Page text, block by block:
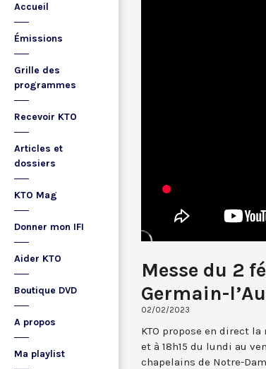
Accueil
Émissions
Grille des
programmes
Recevoir KTO
Articles et
dossiers
KTO Mag
Donner mon IFI
Aider KTO
Boutique DVD
A propos
Ma playlist
Messe du 2
Germain-
02/02/2023
KTO propose en direct
et à 18h15 du lundi au
chapelains de Notre-